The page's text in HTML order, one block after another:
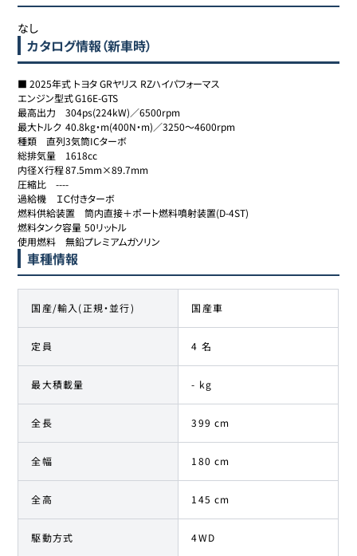
なし
カタログ情報（新車時）
■ 2025年式 トヨタ GRヤリス RZハイパフォーマス
エンジン型式	G16E-GTS
最高出力	304ps(224kW)／6500rpm
最大トルク	40.8kg・m(400N・m)／3250～4600rpm
種類	直列3気筒ICターボ
総排気量	1618cc
内径Ｘ行程	87.5mm×89.7mm
圧縮比	----
過給機	ＩＣ付きターボ
燃料供給装置	筒内直接＋ポート燃料噴射装置(D-4ST)
燃料タンク容量	50リットル
使用燃料	無鉛プレミアムガソリン
車種情報
国産/輸入(正規・並行) 国産車
定員 4 名
最大積載量 - kg
全長 399 cm
全幅 180 cm
全高 145 cm
駆動方式 4WD